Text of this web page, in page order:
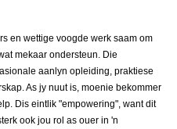
en wettige voogde werk saam om
mekaar ondersteun. Die
aanlyn opleiding, praktiese
As jy nuut is, moenie bekommer
Dis eintlik "empowering", want dit
ook jou rol as ouer in 'n